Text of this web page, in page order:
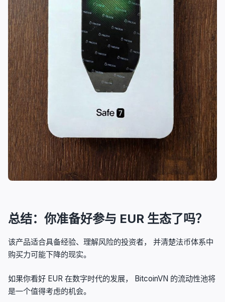
总结：你准备好参与 EUR 生态了吗？
该产品适合具备经验、理解风险的投资者， 并清楚法币体系中
购买力可能下降的现实。
如果你看好 EUR 在数字时代的发展， BitcoinVN 的流动性池将
是一个值得考虑的机会。